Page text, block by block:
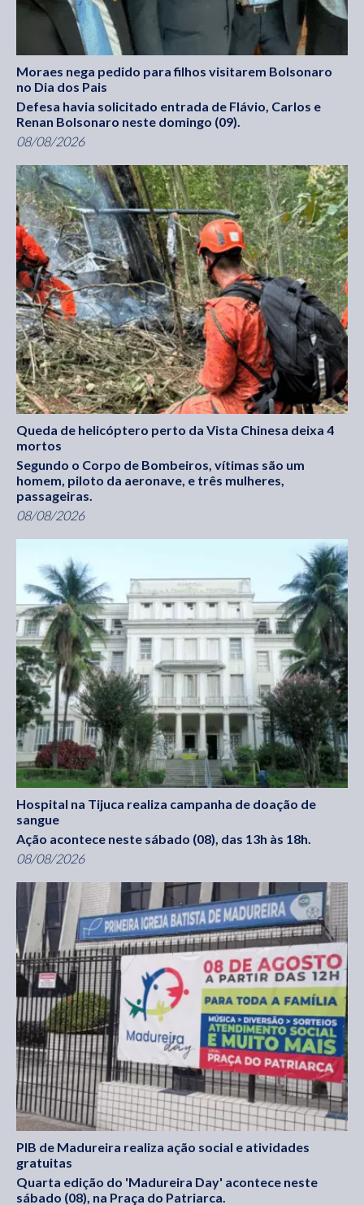
Moraes nega pedido para filhos visitarem Bolsonaro
no Dia dos Pais
Defesa havia solicitado entrada de Flávio, Carlos e
Renan Bolsonaro neste domingo (09).
08/08/2026
Queda de helicóptero perto da Vista Chinesa deixa 4
mortos
Segundo o Corpo de Bombeiros, vítimas são um
homem, piloto da aeronave, e três mulheres,
passageiras.
08/08/2026
Hospital na Tijuca realiza campanha de doação de
sangue
Ação acontece neste sábado (08), das 13h às 18h.
08/08/2026
PIB de Madureira realiza ação social e atividades
gratuitas
Quarta edição do 'Madureira Day' acontece neste
sábado (08), na Praça do Patriarca.